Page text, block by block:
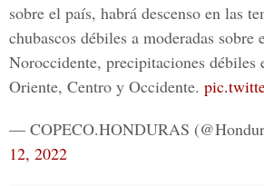
sobre el país, habrá descenso en las
chubascos débiles a moderadas sobre
Noroccidente, precipitaciones débiles
Oriente, Centro y Occidente.
— COPECO.HONDURAS
12, 2022